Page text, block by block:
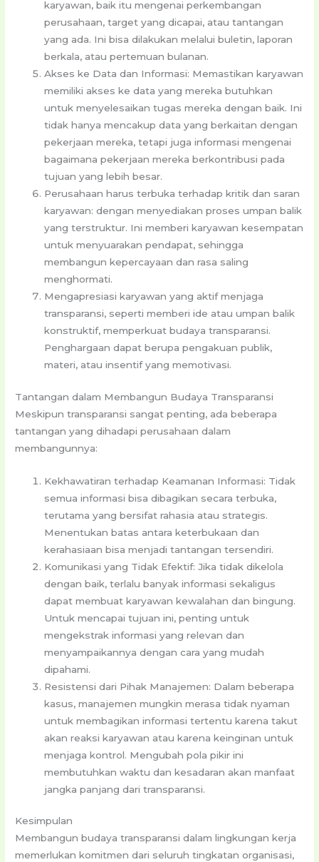
karyawan, baik itu mengenai perkembangan
perusahaan, target yang dicapai, atau tantangan
yang ada. Ini bisa dilakukan melalui buletin, laporan
berkala, atau pertemuan bulanan.
Akses ke Data dan Informasi: Memastikan karyawan
memiliki akses ke data yang mereka butuhkan
untuk menyelesaikan tugas mereka dengan baik. Ini
tidak hanya mencakup data yang berkaitan dengan
pekerjaan mereka, tetapi juga informasi mengenai
bagaimana pekerjaan mereka berkontribusi pada
tujuan yang lebih besar.
Perusahaan harus terbuka terhadap kritik dan saran
karyawan: dengan menyediakan proses umpan balik
yang terstruktur. Ini memberi karyawan kesempatan
untuk menyuarakan pendapat, sehingga
membangun kepercayaan dan rasa saling
menghormati.
Mengapresiasi karyawan yang aktif menjaga
transparansi, seperti memberi ide atau umpan balik
konstruktif, memperkuat budaya transparansi.
Penghargaan dapat berupa pengakuan publik,
materi, atau insentif yang memotivasi.
Tantangan dalam Membangun Budaya Transparansi
Meskipun transparansi sangat penting, ada beberapa
tantangan yang dihadapi perusahaan dalam
membangunnya:
Kekhawatiran terhadap Keamanan Informasi: Tidak
semua informasi bisa dibagikan secara terbuka,
terutama yang bersifat rahasia atau strategis.
Menentukan batas antara keterbukaan dan
kerahasiaan bisa menjadi tantangan tersendiri.
Komunikasi yang Tidak Efektif: Jika tidak dikelola
dengan baik, terlalu banyak informasi sekaligus
dapat membuat karyawan kewalahan dan bingung.
Untuk mencapai tujuan ini, penting untuk
mengekstrak informasi yang relevan dan
menyampaikannya dengan cara yang mudah
dipahami.
Resistensi dari Pihak Manajemen: Dalam beberapa
kasus, manajemen mungkin merasa tidak nyaman
untuk membagikan informasi tertentu karena takut
akan reaksi karyawan atau karena keinginan untuk
menjaga kontrol. Mengubah pola pikir ini
membutuhkan waktu dan kesadaran akan manfaat
jangka panjang dari transparansi.
Kesimpulan
Membangun budaya transparansi dalam lingkungan kerja
memerlukan komitmen dari seluruh tingkatan organisasi,